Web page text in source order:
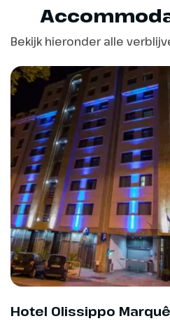
Arrábida
stop is in
waar we
We rijden
Espichel,
uitwaaien
uitzicht op
Oceaan. In
dorpje
typische
worden de
‘azulejos’,
met in
taferelen,
terugrijden
we nog een
Cristo Rei,
Bekijk hieronder alle
Hotel Olissippo